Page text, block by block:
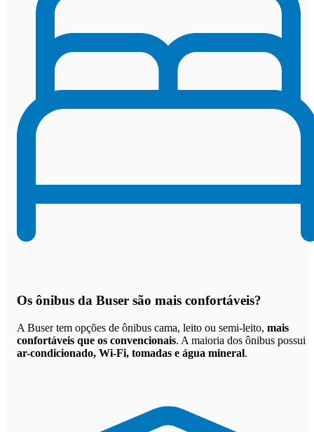
Os ônibus da Buser são mais confortáveis?
A Buser tem opções de ônibus cama, leito ou semi-leito, mais
confortáveis que os convencionais. A maioria dos ônibus possui
ar-condicionado, Wi-Fi, tomadas e água mineral.